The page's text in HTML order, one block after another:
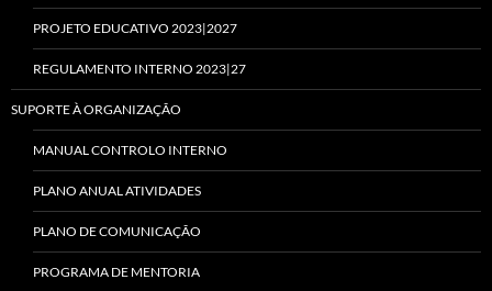
PROJETO EDUCATIVO 2023|2027
REGULAMENTO INTERNO 2023|27
SUPORTE À ORGANIZAÇÃO
MANUAL CONTROLO INTERNO
PLANO ANUAL ATIVIDADES
PLANO DE COMUNICAÇÃO
PROGRAMA DE MENTORIA